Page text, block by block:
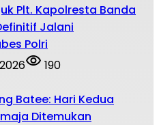
Plt. Kapolresta Banda
Jalani
Polri
190
Batee: Hari Kedua
Ditemukan